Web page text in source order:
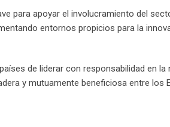
para apoyar el involucramiento del
entornos propicios para la
de liderar con responsabilidad en
y mutuamente beneficiosa entre los